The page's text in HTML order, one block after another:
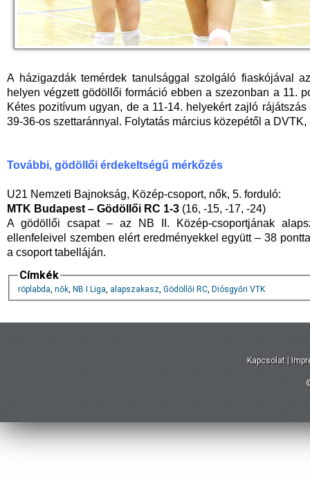
A házigazdák temérdek tanulsággal szolgáló fiaskójával
helyen végzett gödöllői formáció ebben a szezonban a 11.
Kétes pozitívum ugyan, de a 11-14. helyekért zajló
39-36-os szettaránnyal. Folytatás március közepétől a
További, gödöllői érdekeltségű mérkőzés
U21 Nemzeti Bajnokság, Közép-csoport, nők, 5. forduló:
MTK Budapest – Gödöllői RC 1-3 (16, -15, -17, -24)
A gödöllői csapat – az NB II. Közép-csoportjának
ellenfeleivel szemben elért eredményekkel együtt – 38
a csoport tabelláján.
Címkék
röplabda, nők, NB I Liga, alapszakasz, Gödöllői RC, Diósgyőri VTK
Kapcsolat |